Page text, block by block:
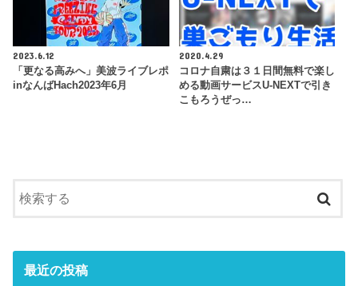
2023.6.12
「更なる高みへ」美波ライブレポ
inなんばHach2023年6月
2020.4.29
コロナ自粛は３１日間無料で楽し
める動画サービスU-NEXTで引き
こもろうぜっ…
最近の投稿